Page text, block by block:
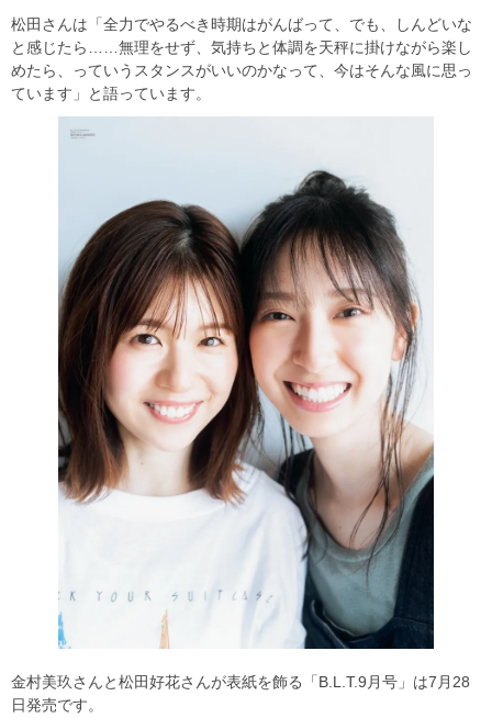
松田さんは「全力でやるべき時期はがんばって、でも、しんどいな
と感じたら……無理をせず、気持ちと体調を天秤に掛けながら楽し
めたら、っていうスタンスがいいのかなって、今はそんな風に思っ
ています」と語っています。
金村美玖さんと松田好花さんが表紙を飾る「B.L.T.9月号」は7月28
日発売です。